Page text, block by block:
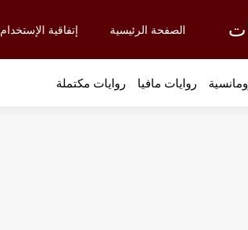
الصفحة الرئيسية إتفاقية الإستخدام
روايات مافيا روايات مكتملة